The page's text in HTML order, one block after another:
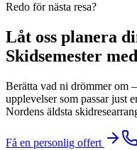
Redo för nästa resa?
Låt oss planera
Skidsemester
Berätta vad ni drömmer om
upplevelser som passar just
Nordens äldsta
Få en personlig offert